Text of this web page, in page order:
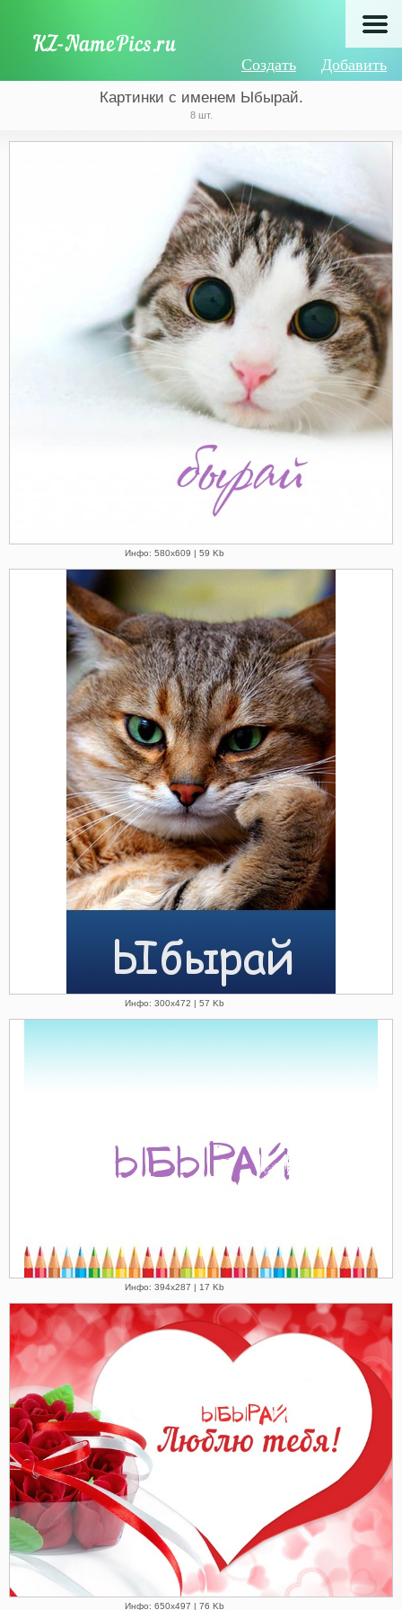
Добавить
Создать
Картинки с именем Ыбырай.
8 шт.
Инфо: 580х609 | 59 Kb
Инфо: 300х472 | 57 Kb
Инфо: 394х287 | 17 Kb
Инфо: 650х497 | 76 Kb